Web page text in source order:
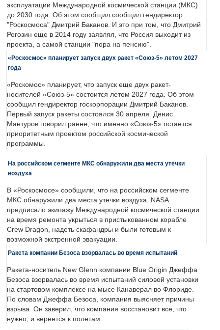
эксплуатации Международной космической станции (МКС)
до 2030 года. Об этом сообщил сообщил гендиректор
"Роскосмоса" Дмитрий Баканов. И это при том, что Дмитрий
Рогозин еще в 2014 году заявлял, что Россия выходит из
проекта, а самой станции "пора на пенсию".
«Роскосмос» планирует запуск двух ракет «Союз-5» летом 2027
года
«Роскомос» планирует, что запуск еще двух ракет-
носителей «Союз-5» состоится летом 2027 года. Об этом
сообщил гендиректор госкорпорации Дмитрий Баканов.
Первый запуск ракеты состоялся 30 апреля. Денис
Мантуров говорил ранее, что именно «Союз-5» остается
приоритетным проектом российской космической
программы.
На российском сегменте МКС обнаружили два места утечки
воздуха
В «Роскосмосе» сообщили, что на российском сегменте
МКС обнаружили два места утечки воздуха. NASA
предписало экипажу Международной космической станции
на время ремонта укрыться в пристыкованном корабле
Crew Dragon, надеть скафандры и были готовым к
возможной экстренной эвакуации.
Ракета компании Безоса взорвалась во время испытаний
Ракета-носитель New Glenn компании Blue Origin Джеффа
Безоса взорвалась во время испытаний силовой установки
на стартовом комплексе на мысе Канаверал во Флориде.
По словам Джеффа Безоса, компания выясняет причины
взрыва. Он заверил, что компания восстановит все, что
нужно, и вернется к полетам.